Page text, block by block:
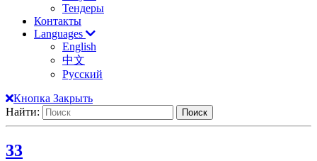
Тендеры
Контакты
Languages
English
中文
Русский
Кнопка Закрыть
Найти:
33